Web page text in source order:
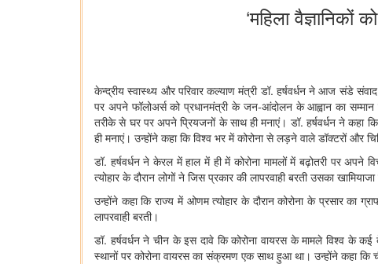
‘महिला
केन्‍द्रीय स्‍वास्‍थ्‍य और परिवार कल्‍याण मंत्री डॉ. हर्षवर्धन ने आज संडे
पर अपने फॉलोअर्स को प्रधानमंत्री के जन-आंदोलन के आह्वान का सम्‍मान
तरीके से घर पर अपने प्रियजनों के साथ ही मनाएं। डॉ. हर्षवर्धन ने कहा
ही मनाएं। उन्‍होंने कहा कि विश्‍व भर में कोरोना से लड़ने वाले डॉक्‍टरों और
डॉ. हर्षवर्धन ने केरल में हाल में ही में कोरोना मामलों में बढ़ोतरी पर
त्‍योहार के दौरान लोगों ने जिस प्रकार की लापरवाही बरती उसका
उन्‍होंने कहा कि राज्‍य में ओणम त्‍योहार के दौरान कोरोना के प्रसार का
लापरवाही बरती।
डॉ. हर्षवर्धन ने चीन के इस दावे कि कोरोना वायरस के मामले विश्‍व के
स्‍थानों पर कोरोना वायरस का संक्रमण एक साथ हुआ था। उन्‍होंने कहा कि